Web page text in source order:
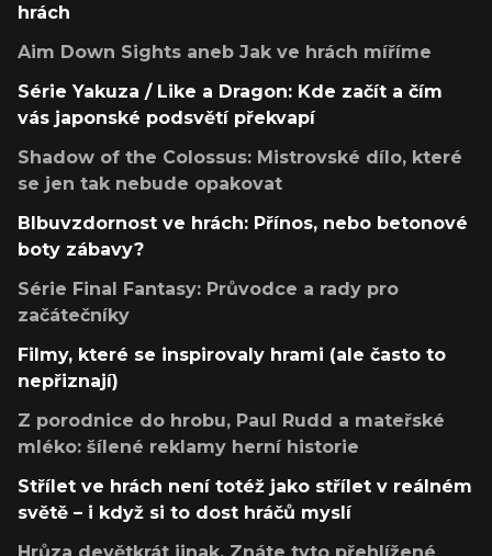
hrách
Aim Down Sights aneb Jak ve hrách míříme
Série Yakuza / Like a Dragon: Kde začít a čím
vás japonské podsvětí překvapí
Shadow of the Colossus: Mistrovské dílo, které
se jen tak nebude opakovat
Blbuvzdornost ve hrách: Přínos, nebo betonové
boty zábavy?
Série Final Fantasy: Průvodce a rady pro
začátečníky
Filmy, které se inspirovaly hrami (ale často to
nepřiznají)
Z porodnice do hrobu, Paul Rudd a mateřské
mléko: šílené reklamy herní historie
Střílet ve hrách není totéž jako střílet v reálném
světě – i když si to dost hráčů myslí